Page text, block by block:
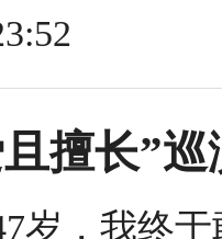
擅长”
岁，我终